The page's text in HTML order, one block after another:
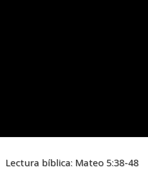
Lectura bíblica: Mateo 5:38-48